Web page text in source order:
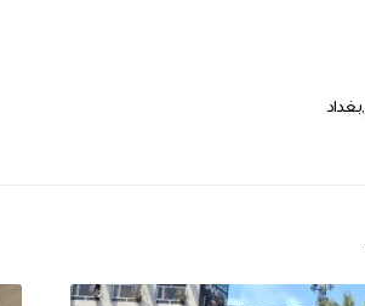
بغداد